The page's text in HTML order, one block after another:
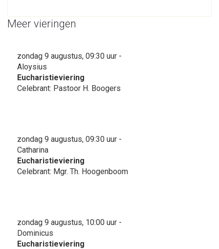
Meer vieringen
zondag 9 augustus, 09:30 uur -
Aloysius
Eucharistieviering
Celebrant: Pastoor H. Boogers
zondag 9 augustus, 09:30 uur -
Catharina
Eucharistieviering
Celebrant: Mgr. Th. Hoogenboom
zondag 9 augustus, 10:00 uur -
Dominicus
Eucharistieviering